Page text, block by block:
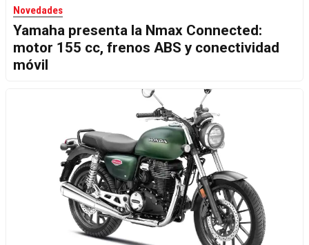
Novedades
Yamaha presenta la Nmax Connected:
motor 155 cc, frenos ABS y conectividad
móvil